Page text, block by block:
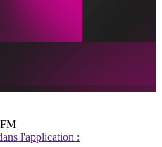
l'application :